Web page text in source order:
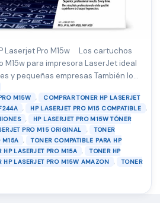
Laserjet Pro M15w Los cartuchos
M15w para impresora LaserJet ideal
y pequeñas empresas También lo
numero de referencia 44A y
hp CF244A. Ideal para los que
de impresión con un tóner …
M15W ,
COMPRAR TONER HP LASERJET
, HP LASERJET PRO M15 COMPATIBLE ,
,
HP LASERJET PRO M15W TÓNER
PRO M15 ORIGINAL ,
TONER
M15A
,
TONER COMPATIBLE PARA HP
HP LASERJET PRO M15A ,
TONER HP
HP LASERJET PRO M15W AMAZON ,
TONER